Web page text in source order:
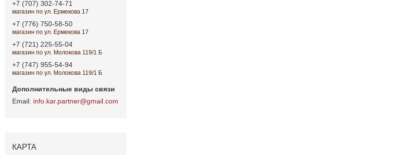
+7 (707) 302-74-71
магазин по ул. Ермекова 17
+7 (776) 750-58-50
магазин по ул. Ермекова 17
+7 (721) 225-55-04
магазин по ул. Молокова 119/1 Б
+7 (747) 955-54-94
магазин по ул. Молокова 119/1 Б
info.kar.partner@gmail.com
КАРТА